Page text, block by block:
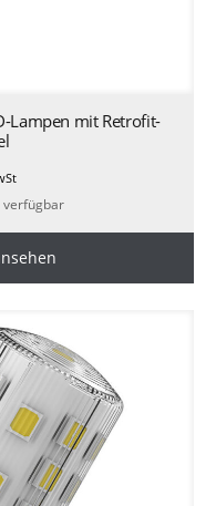
Lampen mit Retrofit-
verfügbar